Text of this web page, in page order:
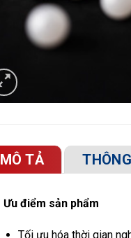
MÔ TẢ
Ưu điểm sản phẩm
Tối ưu hóa thời gian